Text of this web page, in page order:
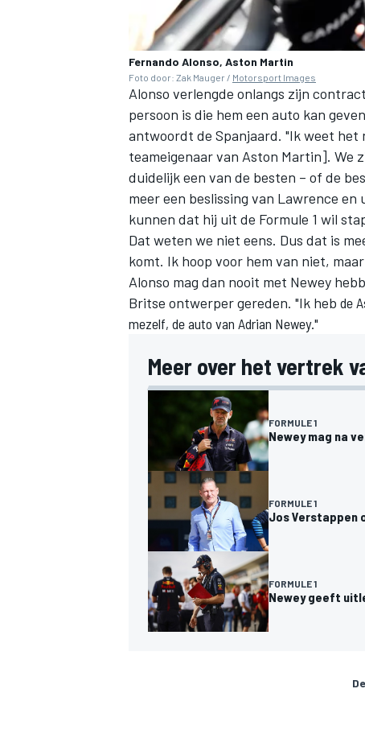
MEER RACEKLASSEN
Fernando Alonso, Aston Martin
Foto door: Zak Mauger / Motorsport Images
Alonso verlengde onlangs zijn
persoon is die hem een auto kan
antwoordt de Spanjaard. "Ik weet
teameigenaar van Aston Martin]. We
duidelijk een van de besten – of de
meer een beslissing van Lawrence
kunnen dat hij uit de Formule 1 wil
Dat weten we niet eens. Dus dat is
komt. Ik hoop voor hem van niet,
Alonso mag dan nooit met Newey
Britse ontwerper gereden. "Ik heb de
mezelf, de auto van Adrian Newey."
Meer over het vertrek
FORMULE 1
Newey mag na
FORMULE 1
Jos Verstappen
FORMULE 1
Newey geeft